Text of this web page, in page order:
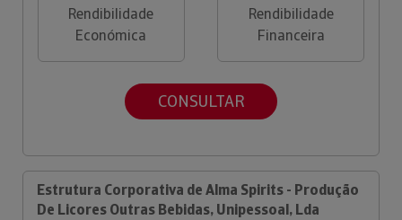
Rendibilidade
Económica
Rendibilidade
Financeira
CONSULTAR
Estrutura Corporativa de Alma Spirits - Produção
De Licores Outras Bebidas, Unipessoal, Lda